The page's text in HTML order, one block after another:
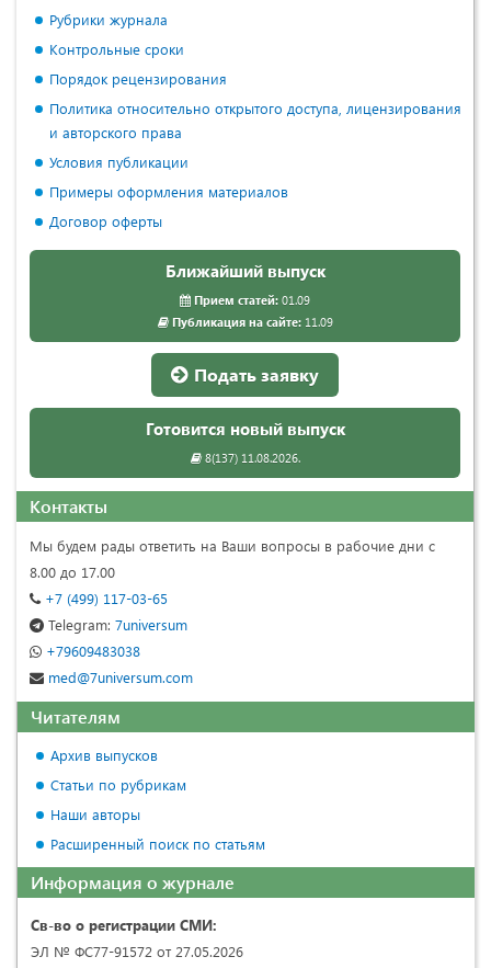
Рубрики журнала
Контрольные сроки
Порядок рецензирования
Политика относительно открытого доступа, лицензирования
и авторского права
Условия публикации
Примеры оформления материалов
Договор оферты
Ближайший выпуск
Прием статей: 01.09
Публикация на сайте:11.09
Подать заявку
Готовится новый выпуск
8(137) 11.08.2026.
Контакты
Мы будем рады ответить на Ваши вопросы в рабочие дни с
8.00 до 17.00
+7 (499) 117-03-65
Telegram: 7universum
+79609483038
med@7universum.com
Читателям
Архив выпусков
Статьи по рубрикам
Наши авторы
Расширенный поиск по статьям
Информация о журнале
Св-во о регистрации СМИ:
ЭЛ № ФС77-91572 от 27.05.2026